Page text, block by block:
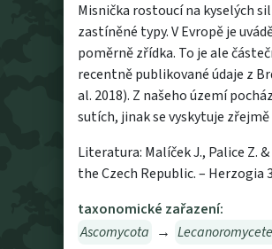
Misnička rostoucí na kyselých
zastíněné typy. V Evropě je
poměrně zřídka. To je ale
recentně publikované údaje z
al. 2018). Z našeho území
sutích, jinak se vyskytuje
Literatura: Malíček J., Palice Z.
the Czech Republic. – Herzogia
taxonomické zařazení:
Ascomycota →